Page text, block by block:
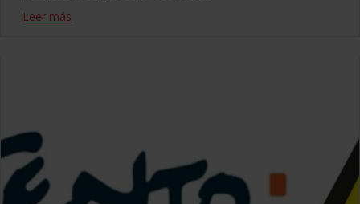
Leer más